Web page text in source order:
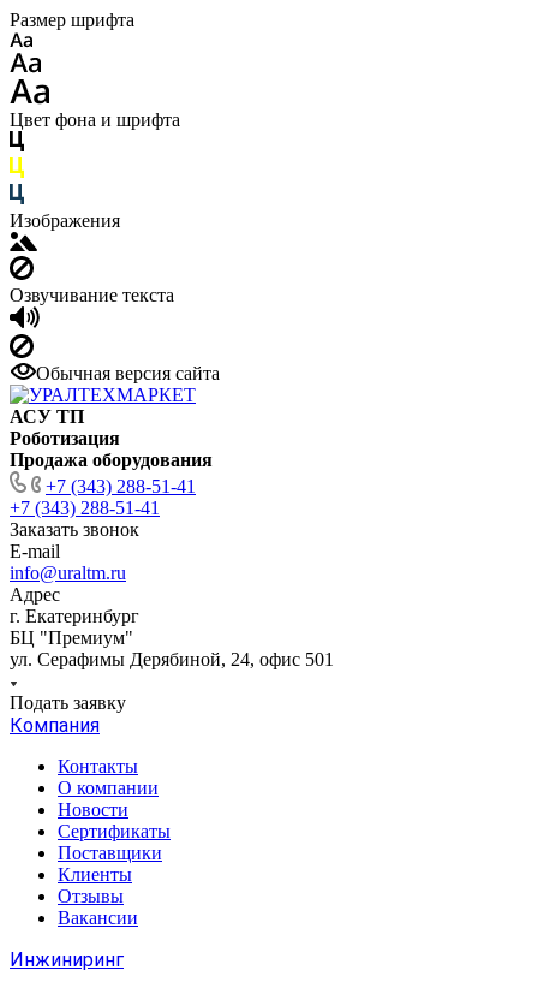
Размер шрифта
Цвет фона и шрифта
Изображения
Озвучивание текста
Обычная версия сайта
АСУ ТП
Роботизация
Продажа оборудования
+7 (343) 288-51-41
+7 (343) 288-51-41
Заказать звонок
E-mail
info@uraltm.ru
Адрес
г. Екатеринбург
БЦ "Премиум"
ул. Серафимы Дерябиной, 24, офис 501
Подать заявку
Компания
Контакты
О компании
Новости
Сертификаты
Поставщики
Клиенты
Отзывы
Вакансии
Инжиниринг